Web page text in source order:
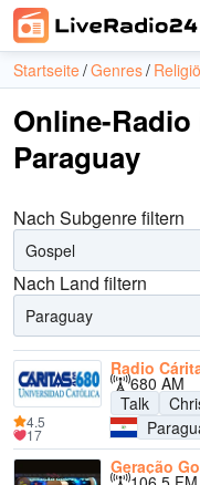
Startseite Genres
Online-
Paraguay
Nach Subgenre filtern
Gospel
Nach Land filtern
Paraguay
Radio
680 AM
Talk
4.5
17
Geração